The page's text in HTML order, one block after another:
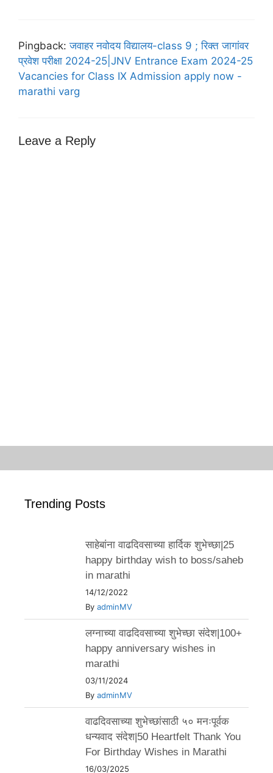
Pingback:जवाहर नवोदय विद्यालय-class 9 ; रिक्त जागांवर
प्रवेश परीक्षा 2024-25|JNV Entrance Exam 2024-25
Vacancies for Class IX Admission apply now -
marathi varg
Leave a Reply
Trending Posts
साहेबांना वाढदिवसाच्या हार्दिक शुभेच्छा|25
happy birthday wish to boss/saheb
in marathi
14/12/2022
By adminMV
लग्नाच्या वाढदिवसाच्या शुभेच्छा संदेश|100+
happy anniversary wishes in
marathi
03/11/2024
By adminMV
वाढदिवसाच्या शुभेच्छांसाठी ५० मनःपूर्वक
धन्यवाद संदेश|50 Heartfelt Thank You
For Birthday Wishes in Marathi
16/03/2025